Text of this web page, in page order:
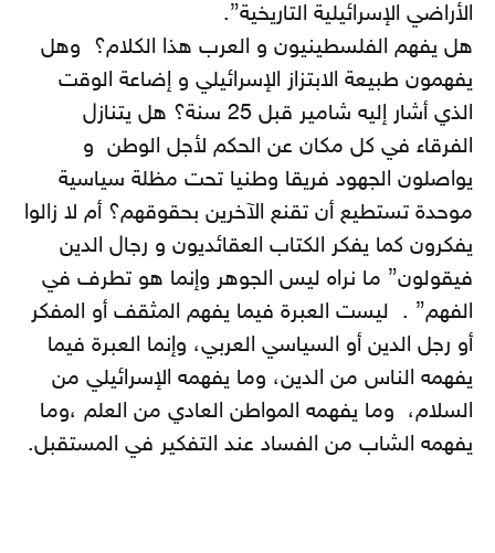
الأراضي الإسرائيلية التاريخية”.
هل يفهم الفلسطينيون و العرب هذا الكلام؟ وهل
يفهمون طبيعة الابتزاز الإسرائيلي و إضاعة الوقت
الذي أشار إليه شامير قبل 25 سنة؟ هل يتنازل
الفرقاء في كل مكان عن الحكم لأجل الوطن و
يواصلون الجهود فريقا وطنيا تحت مظلة سياسية
موحدة تستطيع أن تقنع الآخرين بحقوقهم؟ أم لا زالوا
يفكرون كما يفكر الكتاب العقائديون و رجال الدين
فيقولون” ما نراه ليس الجوهر وإنما هو تطرف في
الفهم” . ليست العبرة فيما يفهم المثقف أو المفكر
أو رجل الدين أو السياسي العربي، وإنما العبرة فيما
يفهمه الناس من الدين، وما يفهمه الإسرائيلي من
السلام، وما يفهمه المواطن العادي من العلم ،وما
يفهمه الشاب من الفساد عند التفكير في المستقبل.